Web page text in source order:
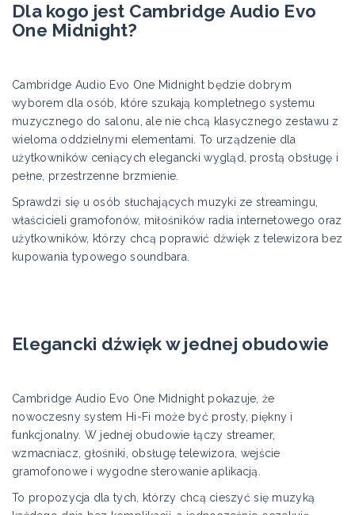
Dla kogo jest Cambridge Audio Evo
One Midnight?
Cambridge Audio Evo One Midnight będzie dobrym
wyborem dla osób, które szukają kompletnego systemu
muzycznego do salonu, ale nie chcą klasycznego zestawu z
wieloma oddzielnymi elementami. To urządzenie dla
użytkowników ceniących elegancki wygląd, prostą obsługę i
pełne, przestrzenne brzmienie.
Sprawdzi się u osób słuchających muzyki ze streamingu,
właścicieli gramofonów, miłośników radia internetowego oraz
użytkowników, którzy chcą poprawić dźwięk z telewizora bez
kupowania typowego soundbara.
Elegancki dźwięk w jednej obudowie
Cambridge Audio Evo One Midnight pokazuje, że
nowoczesny system Hi-Fi może być prosty, piękny i
funkcjonalny. W jednej obudowie łączy streamer,
wzmacniacz, głośniki, obsługę telewizora, wejście
gramofonowe i wygodne sterowanie aplikacją.
To propozycja dla tych, którzy chcą cieszyć się muzyką